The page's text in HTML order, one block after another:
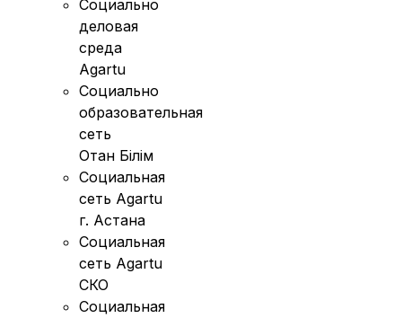
Социально
деловая
среда
Agartu
Социально
образовательная
сеть
Отан Бiлiм
Социальная
сеть Agartu
г. Астана
Социальная
сеть Agartu
СКО
Социальная